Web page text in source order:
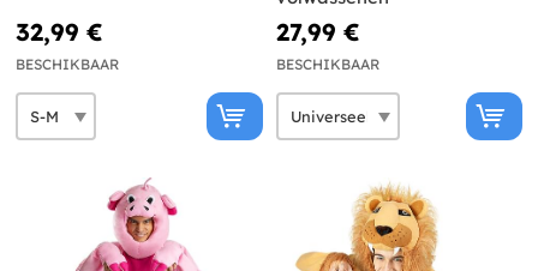
32,99 €
BESCHIKBAAR
27,99 €
BESCHIKBAAR